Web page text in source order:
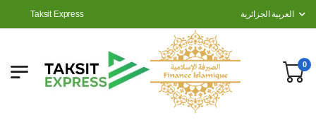
Taksit Express العربية الجزائرية
0